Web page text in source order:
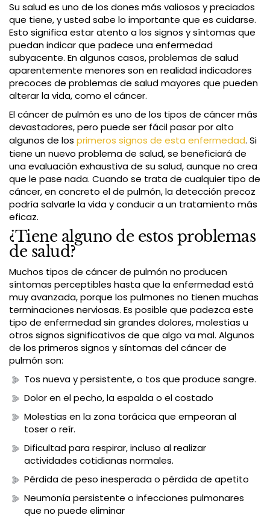
Su salud es uno de los dones más valiosos y preciados
que tiene, y usted sabe lo importante que es cuidarse.
Esto significa estar atento a los signos y síntomas que
puedan indicar que padece una enfermedad
subyacente. En algunos casos, problemas de salud
aparentemente menores son en realidad indicadores
precoces de problemas de salud mayores que pueden
alterar la vida, como el cáncer.
El cáncer de pulmón es uno de los tipos de cáncer más
devastadores, pero puede ser fácil pasar por alto
algunos de los primeros signos de esta enfermedad. Si
tiene un nuevo problema de salud, se beneficiará de
una evaluación exhaustiva de su salud, aunque no crea
que le pase nada. Cuando se trata de cualquier tipo de
cáncer, en concreto el de pulmón, la detección precoz
podría salvarle la vida y conducir a un tratamiento más
eficaz.
¿Tiene alguno de estos problemas
de salud?
Muchos tipos de cáncer de pulmón no producen
síntomas perceptibles hasta que la enfermedad está
muy avanzada, porque los pulmones no tienen muchas
terminaciones nerviosas. Es posible que padezca este
tipo de enfermedad sin grandes dolores, molestias u
otros signos significativos de que algo va mal. Algunos
de los primeros signos y síntomas del cáncer de
pulmón son:
Tos nueva y persistente, o tos que produce sangre.
Dolor en el pecho, la espalda o el costado
Molestias en la zona torácica que empeoran al
toser o reír.
Dificultad para respirar, incluso al realizar
actividades cotidianas normales.
Pérdida de peso inesperada o pérdida de apetito
Neumonía persistente o infecciones pulmonares
que no puede eliminar